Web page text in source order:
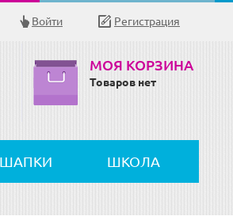
Войти Регистрация
МОЯ КОРЗИНА
Товаров нет
ШАПКИ ШКОЛА